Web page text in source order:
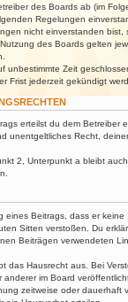
des Boards ab (im
Regelungen
nicht einverstanden bist,
des Boards gelten
unbestimmte Zeit
Frist jederzeit gekündigt
erteilst du dem Betreiber
unentgeltliches Recht,
2, Unterpunkt a bleibt
eines Beitrags, dass er
Sitten verstoßen. Du
Beiträgen verwendeten
das Hausrecht aus. Bei
im Board
zeitweise oder dauerhaft